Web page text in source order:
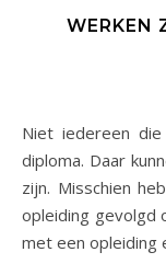
WERKEN
Niet iedereen die op zoek naar een baan is heeft een
diploma. Daar
zijn. Misschien
opleiding gevolgd
met een opleiding